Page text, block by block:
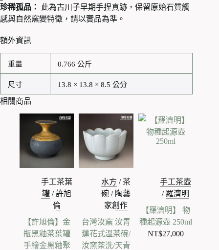
珍稀孤品：
此為古川子早期手捏真跡，保留原始石質觸
感與自然窯變特徵，請以實品為準。
額外資訊
重量 0.766 公斤
尺寸 13.8 × 13.8 × 8.5 公分
相關商品
手工茶葉
罐/許旭
倫
【許旭倫】金
瓶黑釉茶葉罐
手繪金黑釉聚
水方 /茶
碗 / 陶藝
家創作
台灣汝窯 汝青
蓮花式溫茶碗/
汝窯茶洗/天青
手工茶壺
/ 羅濟明
【羅濟明】 物
種起源壺 250ml
NT$27,000